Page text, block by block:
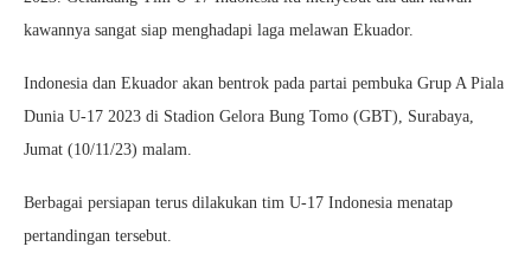
kawannya sangat siap menghadapi laga melawan Ekuador.
Indonesia dan Ekuador akan bentrok pada partai pembuka Grup A Piala
Dunia U-17 2023 di Stadion Gelora Bung Tomo (GBT), Surabaya,
Jumat (10/11/23) malam.
Berbagai persiapan terus dilakukan tim U-17 Indonesia menatap
pertandingan tersebut.